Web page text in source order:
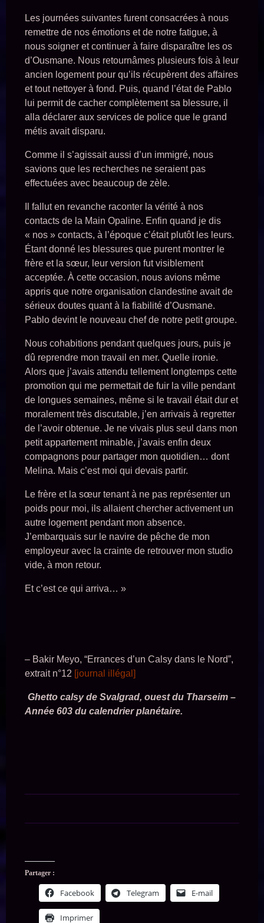
Les journées suivantes furent consacrées à nous
remettre de nos émotions et de notre fatigue, à
nous soigner et continuer à faire disparaître les os
d’Ousmane. Nous retournâmes plusieurs fois à leur
ancien logement pour qu’ils récupèrent des affaires
et tout nettoyer à fond. Puis, quand l’état de Pablo
lui permit de cacher complètement sa blessure, il
alla déclarer aux services de police que le grand
métis avait disparu.
Comme il s’agissait aussi d’un immigré, nous
savions que les recherches ne seraient pas
effectuées avec beaucoup de zèle.
Il fallut en revanche raconter la vérité à nos
contacts de la Main Opaline. Enfin quand je dis
« nos » contacts, à l’époque c’était plutôt les leurs.
Étant donné les blessures que purent montrer le
frère et la sœur, leur version fut visiblement
acceptée. À cette occasion, nous avions même
appris que notre organisation clandestine avait de
sérieux doutes quant à la fiabilité d’Ousmane.
Pablo devint le nouveau chef de notre petit groupe.
Nous cohabitions pendant quelques jours, puis je
dû reprendre mon travail en mer. Quelle ironie.
Alors que j’avais attendu tellement longtemps cette
promotion qui me permettait de fuir la ville pendant
de longues semaines, même si le travail était dur et
moralement très discutable, j’en arrivais à regretter
de l’avoir obtenue. Je ne vivais plus seul dans mon
petit appartement minable, j’avais enfin deux
compagnons pour partager mon quotidien… dont
Melina. Mais c’est moi qui devais partir.
Le frère et la sœur tenant à ne pas représenter un
poids pour moi, ils allaient chercher activement un
autre logement pendant mon absence.
J’embarquais sur le navire de pêche de mon
employeur avec la crainte de retrouver mon studio
vide, à mon retour.
Et c’est ce qui arriva… »
– Bakir Meyo, “Errances d’un Calsy dans le Nord”,
extrait n°12 [journal illégal]
Ghetto calsy de Svalgrad, ouest du Tharseim –
Année 603 du calendrier planétaire.
Partager :
Facebook Telegram E-mail
Imprimer